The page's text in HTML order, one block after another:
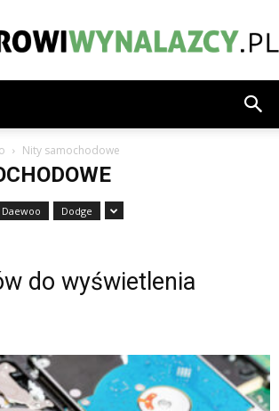
Nity samochodowe
Daewoo Dodge
do wyświetlenia